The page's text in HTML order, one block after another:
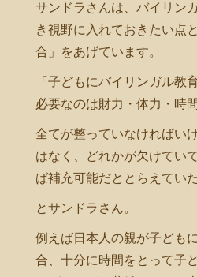
サンドラさんは、バイリン
き視野に入れておきたい点
合」をあげています。
「子どもにバイリンガル教
必要なのは財力・体力・時
全てが整っていなければい
はなく、どれかが欠けてい
ば補充可能だととらえてい
とサンドラさん。
例えば日本人の親が子ども
合、十分に時間をとって子